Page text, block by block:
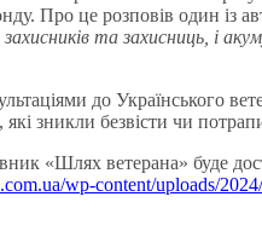
Про це розповів один із
та захисниць, і
до Українського
які зникли безвісти чи
«Шлях ветерана» буде
wp-content/uploads/